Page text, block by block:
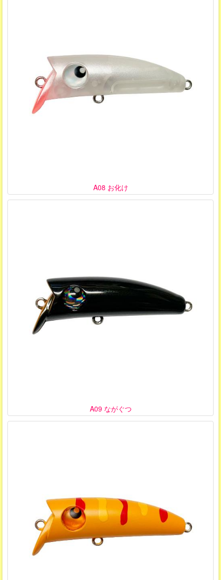
A08 お化け
A09 ながぐつ